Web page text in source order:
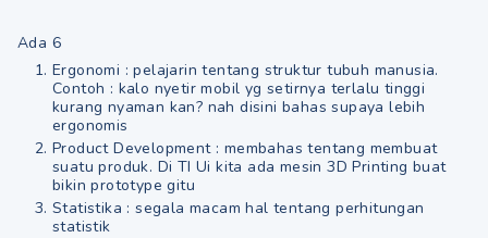
Ada 6
Ergonomi : pelajarin tentang struktur tubuh manusia.
Contoh : kalo nyetir mobil yg setirnya terlalu tinggi
kurang nyaman kan? nah disini bahas supaya lebih
ergonomis
Product Development : membahas tentang membuat
suatu produk. Di TI Ui kita ada mesin 3D Printing buat
bikin prototype gitu
Statistika : segala macam hal tentang perhitungan
statistik